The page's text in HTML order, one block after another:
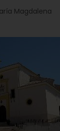
Magdalena